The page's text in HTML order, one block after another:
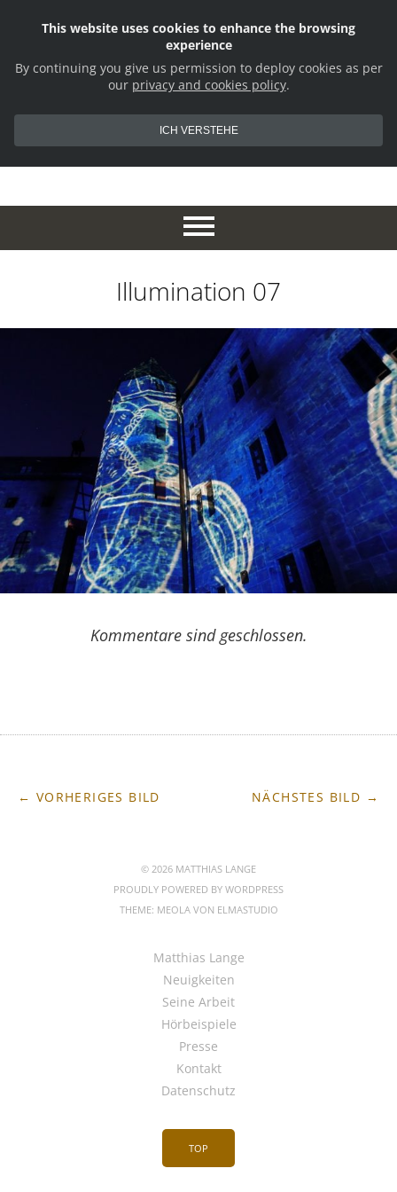
Illumination 07
Kommentare sind geschlossen.
← VORHERIGES BILD NÄCHSTES BILD →
© 2026 MATTHIAS LANGE
PROUDLY POWERED BY WORDPRESS
THEME: MEOLA VON ELMASTUDIO
Matthias Lange
Neuigkeiten
Seine Arbeit
Hörbeispiele
Presse
Kontakt
Datenschutz
TOP
This website uses cookies to enhance the browsing
experience
By continuing you give us permission to deploy cookies as per
our privacy and cookies policy.
ICH VERSTEHE